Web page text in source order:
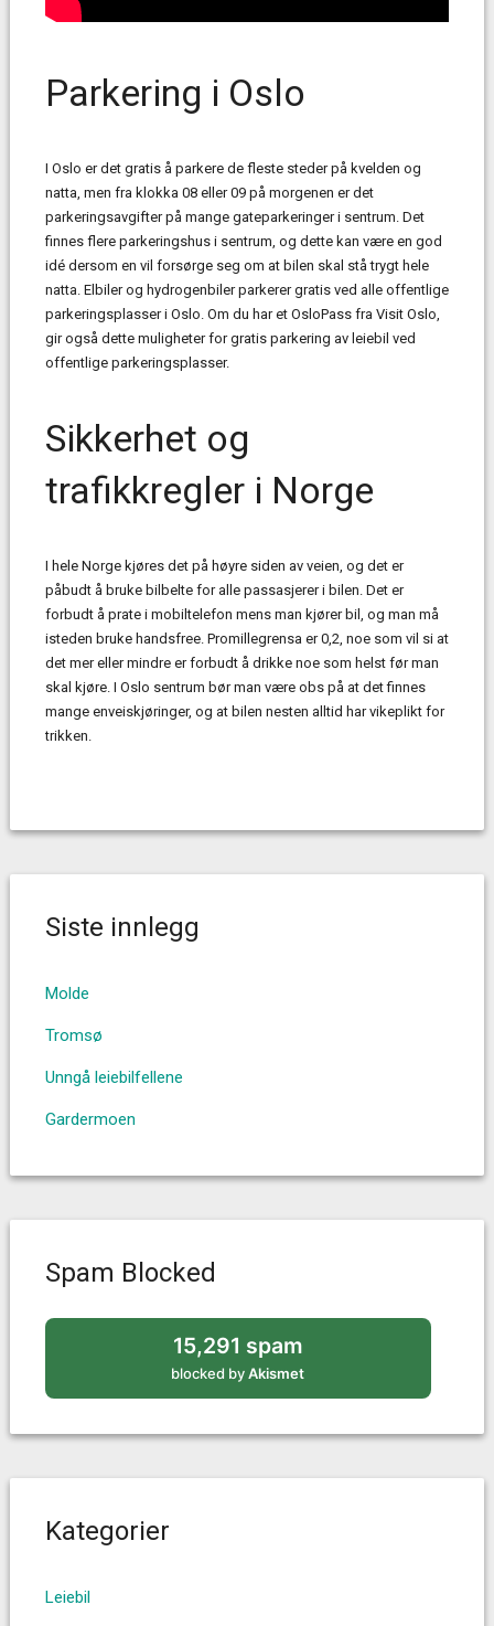
Parkering i Oslo
I Oslo er det gratis å parkere de fleste steder på kvelden og
natta, men fra klokka 08 eller 09 på morgenen er det
parkeringsavgifter på mange gateparkeringer i sentrum. Det
finnes flere parkeringshus i sentrum, og dette kan være en god
idé dersom en vil forsørge seg om at bilen skal stå trygt hele
natta. Elbiler og hydrogenbiler parkerer gratis ved alle offentlige
parkeringsplasser i Oslo. Om du har et OsloPass fra Visit Oslo,
gir også dette muligheter for gratis parkering av leiebil ved
offentlige parkeringsplasser.
Sikkerhet og
trafikkregler i Norge
I hele Norge kjøres det på høyre siden av veien, og det er
påbudt å bruke bilbelte for alle passasjerer i bilen. Det er
forbudt å prate i mobiltelefon mens man kjører bil, og man må
isteden bruke handsfree. Promillegrensa er 0,2, noe som vil si at
det mer eller mindre er forbudt å drikke noe som helst før man
skal kjøre. I Oslo sentrum bør man være obs på at det finnes
mange enveiskjøringer, og at bilen nesten alltid har vikeplikt for
trikken.
Siste innlegg
Molde
Tromsø
Unngå leiebilfellene
Gardermoen
Spam Blocked
15,291 spam
blocked byAkismet
Kategorier
Leiebil